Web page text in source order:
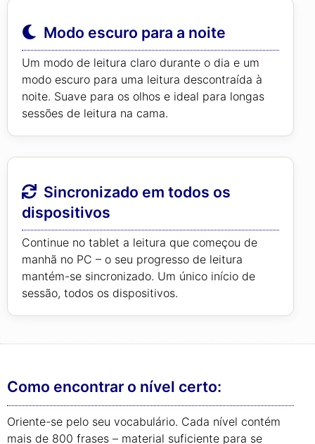
Modo escuro para a noite
Um modo de leitura claro durante o dia e um
modo escuro para uma leitura descontraída à
noite. Suave para os olhos e ideal para longas
sessões de leitura na cama.
Sincronizado em todos os
dispositivos
Continue no tablet a leitura que começou de
manhã no PC – o seu progresso de leitura
mantém-se sincronizado. Um único início de
sessão, todos os dispositivos.
Como encontrar o nível certo:
Oriente-se pelo seu vocabulário. Cada nível contém
mais de 800 frases – material suficiente para se